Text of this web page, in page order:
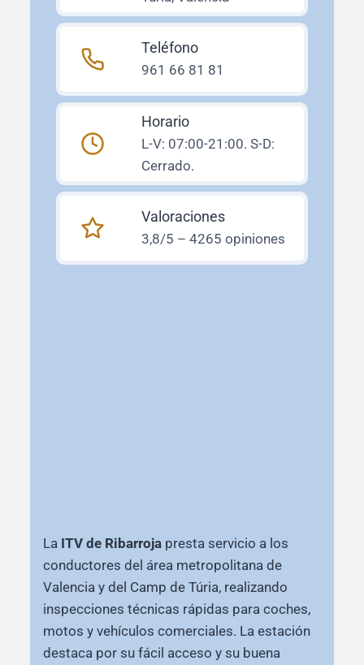
Teléfono
961 66 81 81
Horario
L-V: 07:00-21:00. S-D:
Cerrado.
Valoraciones
3,8/5 – 4265 opiniones
La ITV de Ribarrojapresta servicio a los
conductores del área metropolitana de
Valencia y del Camp de Túria, realizando
inspecciones técnicas rápidas para coches,
motos y vehículos comerciales. La estación
destaca por su fácil acceso y su buena